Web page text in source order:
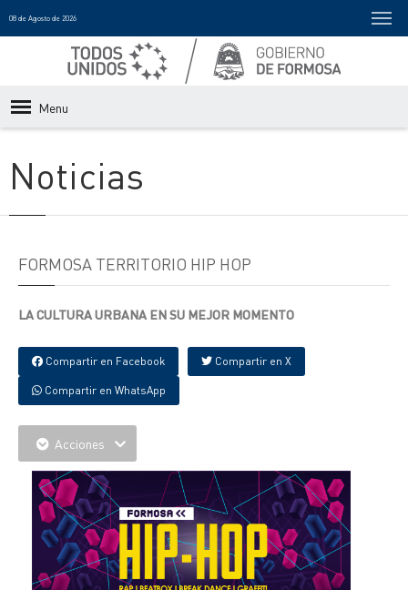
08 de Agosto de 2026
Menu
Noticias
FORMOSA TERRITORIO HIP HOP
LA CULTURA URBANA EN SU MEJOR MOMENTO
Compartir en Facebook Compartir en X
Compartir en WhatsApp
Acciones